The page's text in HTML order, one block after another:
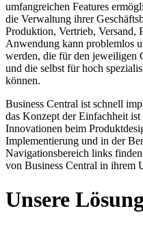
umfangreichen Features
die Verwaltung ihrer
Produktion, Vertrieb, Versand,
Anwendung kann problemlos
werden, die für den jeweiligen
und die selbst für hoch
können.
Business Central ist schnell
das Konzept der Einfachheit
Innovationen beim
Implementierung und in der
Navigationsbereich links
von Business Central in ihrem
Unsere